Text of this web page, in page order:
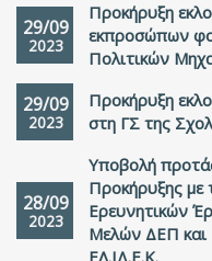
29/09
2023
Προκήρυξη
εκπροσώπων
Πολιτικών
29/09
2023
Προκήρυξη
στη ΓΣ της
28/09
2023
Υποβολή
Προκήρυξης με
Ερευνητικών
Μελών ΔΕΠ και
ΕΛ.ΙΔ.Ε.Κ.